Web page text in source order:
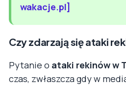
wakacje.pl]
Czy zdarzają się ataki
Pytanie o ataki rekinów w
czas, zwłaszcza gdy w